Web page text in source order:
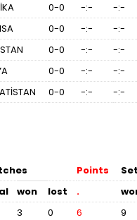
0-0 -:- -:-
0-0 -:- -:-
0-0 -:- -:-
0-0 -:- -:-
0-0 -:- -:-
Points
won lost .
3 0 6 9